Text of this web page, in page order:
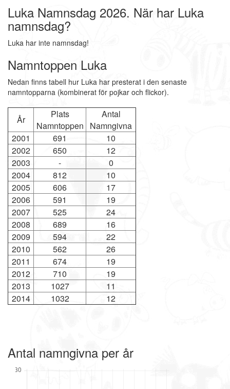
Luka Namnsdag 2026. När har Luka
namnsdag?
Luka har inte namnsdag!
Namntoppen Luka
Nedan finns tabell hur Luka har presterat i den senaste
namntopparna (kombinerat för pojkar och flickor).
År
Plats
Namntoppen
Antal
Namngivna
2001
691
10
2002
650
12
2003
-
0
2004
812
10
2005
606
17
2006
591
19
2007
525
24
2008
689
16
2009
594
22
2010
562
26
2011
674
19
2012
710
19
2013
1027
11
2014
1032 12
Antal namngivna per år